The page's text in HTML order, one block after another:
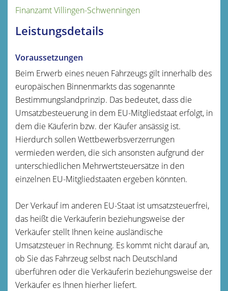
Finanzamt Villingen-Schwenningen
Leistungsdetails
Voraussetzungen
Beim Erwerb eines neuen Fahrzeugs gilt innerhalb des
europäischen Binnenmarkts das sogenannte
Bestimmungslandprinzip. Das bedeutet, dass die
Umsatzbesteuerung in dem EU-Mitgliedstaat erfolgt, in
dem die Käuferin bzw. der Käufer ansässig ist.
Hierdurch sollen Wettbewerbsverzerrungen
vermieden werden, die sich ansonsten aufgrund der
unterschiedlichen Mehrwertsteuersätze in den
einzelnen EU-Mitgliedstaaten ergeben könnten.
Der Verkauf im anderen EU-Staat ist umsatzsteuerfrei,
das heißt die Verkäuferin beziehungsweise der
Verkäufer stellt Ihnen keine ausländische
Umsatzsteuer in Rechnung. Es kommt nicht darauf an,
ob Sie das Fahrzeug selbst nach Deutschland
überführen oder die Verkäuferin beziehungsweise der
Verkäufer es Ihnen hierher liefert.